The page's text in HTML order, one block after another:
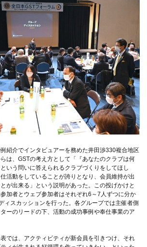
紹介でインタビュアーを務めた井田渉330複合地区
は、GSTの考え方として「『あなたのクラブは何
いう問いに答えられるクラブづくりをしてほし
活動をしていることが誇りとなり、会員維持が出
が出来る」という説明があった。この投げかけと
加者とウェブ参加者はそれぞれ6～7人ずつに分か
ィスカッションを行った。各グループでは主催者側
ーのリードの下、活動の成功事例や奉仕事業のア
では、アクティビティが新会員を引きつけ、それ